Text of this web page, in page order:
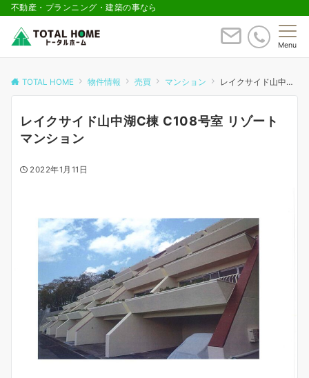
不動産・プランニング・建築の事なら
Menu
TOTAL HOME 物件情報 売買 マンション レイクサイド山中湖C棟 C108号室 リゾートマンション
レイクサイド山中湖C棟 C108号室 リゾート
マンション
2022年1月11日